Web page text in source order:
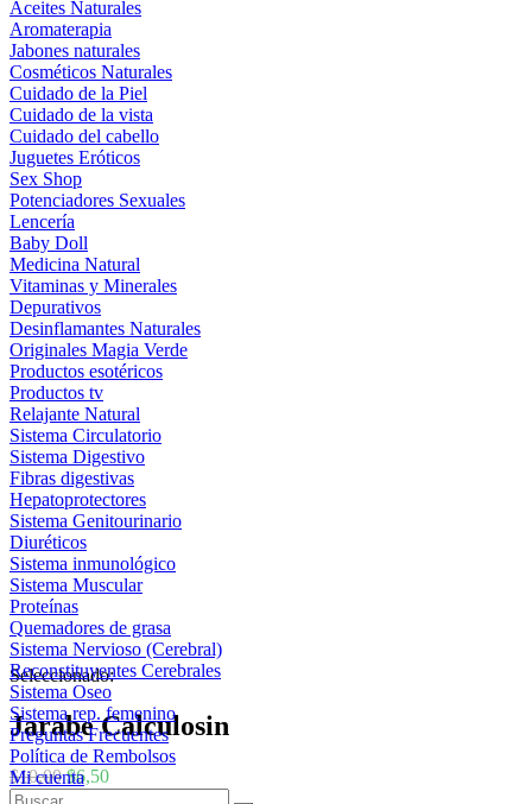
Aceites Naturales
Aromaterapia
Jabones naturales
Cosméticos Naturales
Cuidado de la Piel
Cuidado de la vista
Cuidado del cabello
Juguetes Eróticos
Sex Shop
Potenciadores Sexuales
Lencería
Baby Doll
Medicina Natural
Vitaminas y Minerales
Depurativos
Desinflamantes Naturales
Originales Magia Verde
Productos esotéricos
Productos tv
Relajante Natural
Sistema Circulatorio
Sistema Digestivo
Fibras digestivas
Hepatoprotectores
Sistema Genitourinario
Diuréticos
Sistema inmunológico
Sistema Muscular
Proteínas
Quemadores de grasa
Sistema Nervioso (Cerebral)
Reconstituyentes Cerebrales
Sistema Oseo
Sistema rep. femenino
Preguntas Frecuentes
Política de Rembolsos
Mi cuenta
Seleccionado:
Jarabe Calculosin
$10,00 $6,50